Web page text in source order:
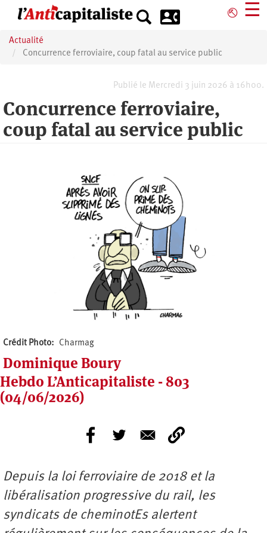
principal
⎋ ☰
Actualité
Concurrence ferroviaire, coup fatal au service public
Publié le Mercredi 3 juin 2026 à 16h00.
Concurrence ferroviaire,
coup fatal au service public
Crédit Photo Charmag
Dominique Boury
Hebdo L’Anticapitaliste - 803
(04/06/2026)
Depuis la loi ferroviaire de 2018 et la
libéralisation progressive du rail, les
syndicats de cheminotEs alertent